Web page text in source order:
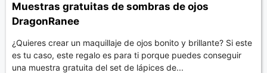
Muestras gratuitas de sombras de ojos
DragonRanee
¿Quieres crear un maquillaje de ojos bonito y brillante? Si este
es tu caso, este regalo es para ti porque puedes conseguir
una muestra gratuita del set de lápices de...